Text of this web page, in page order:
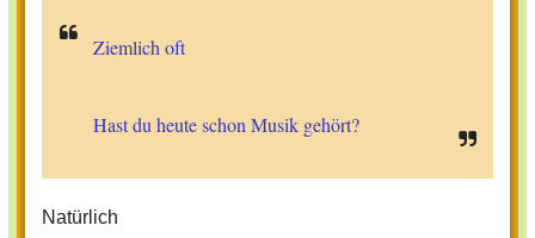
Ziemlich oft
Hast du heute schon Musik gehört?
Natürlich